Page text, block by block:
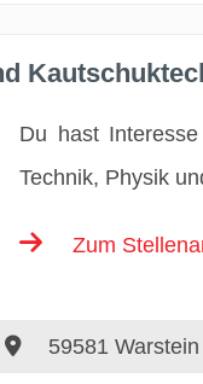
Du hast
Technik, Physik
Zum
59581 Warstein